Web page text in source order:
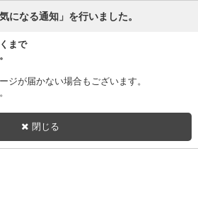
になる通知」を行いました。
まで
ジが届かない場合もございます。
閉じる